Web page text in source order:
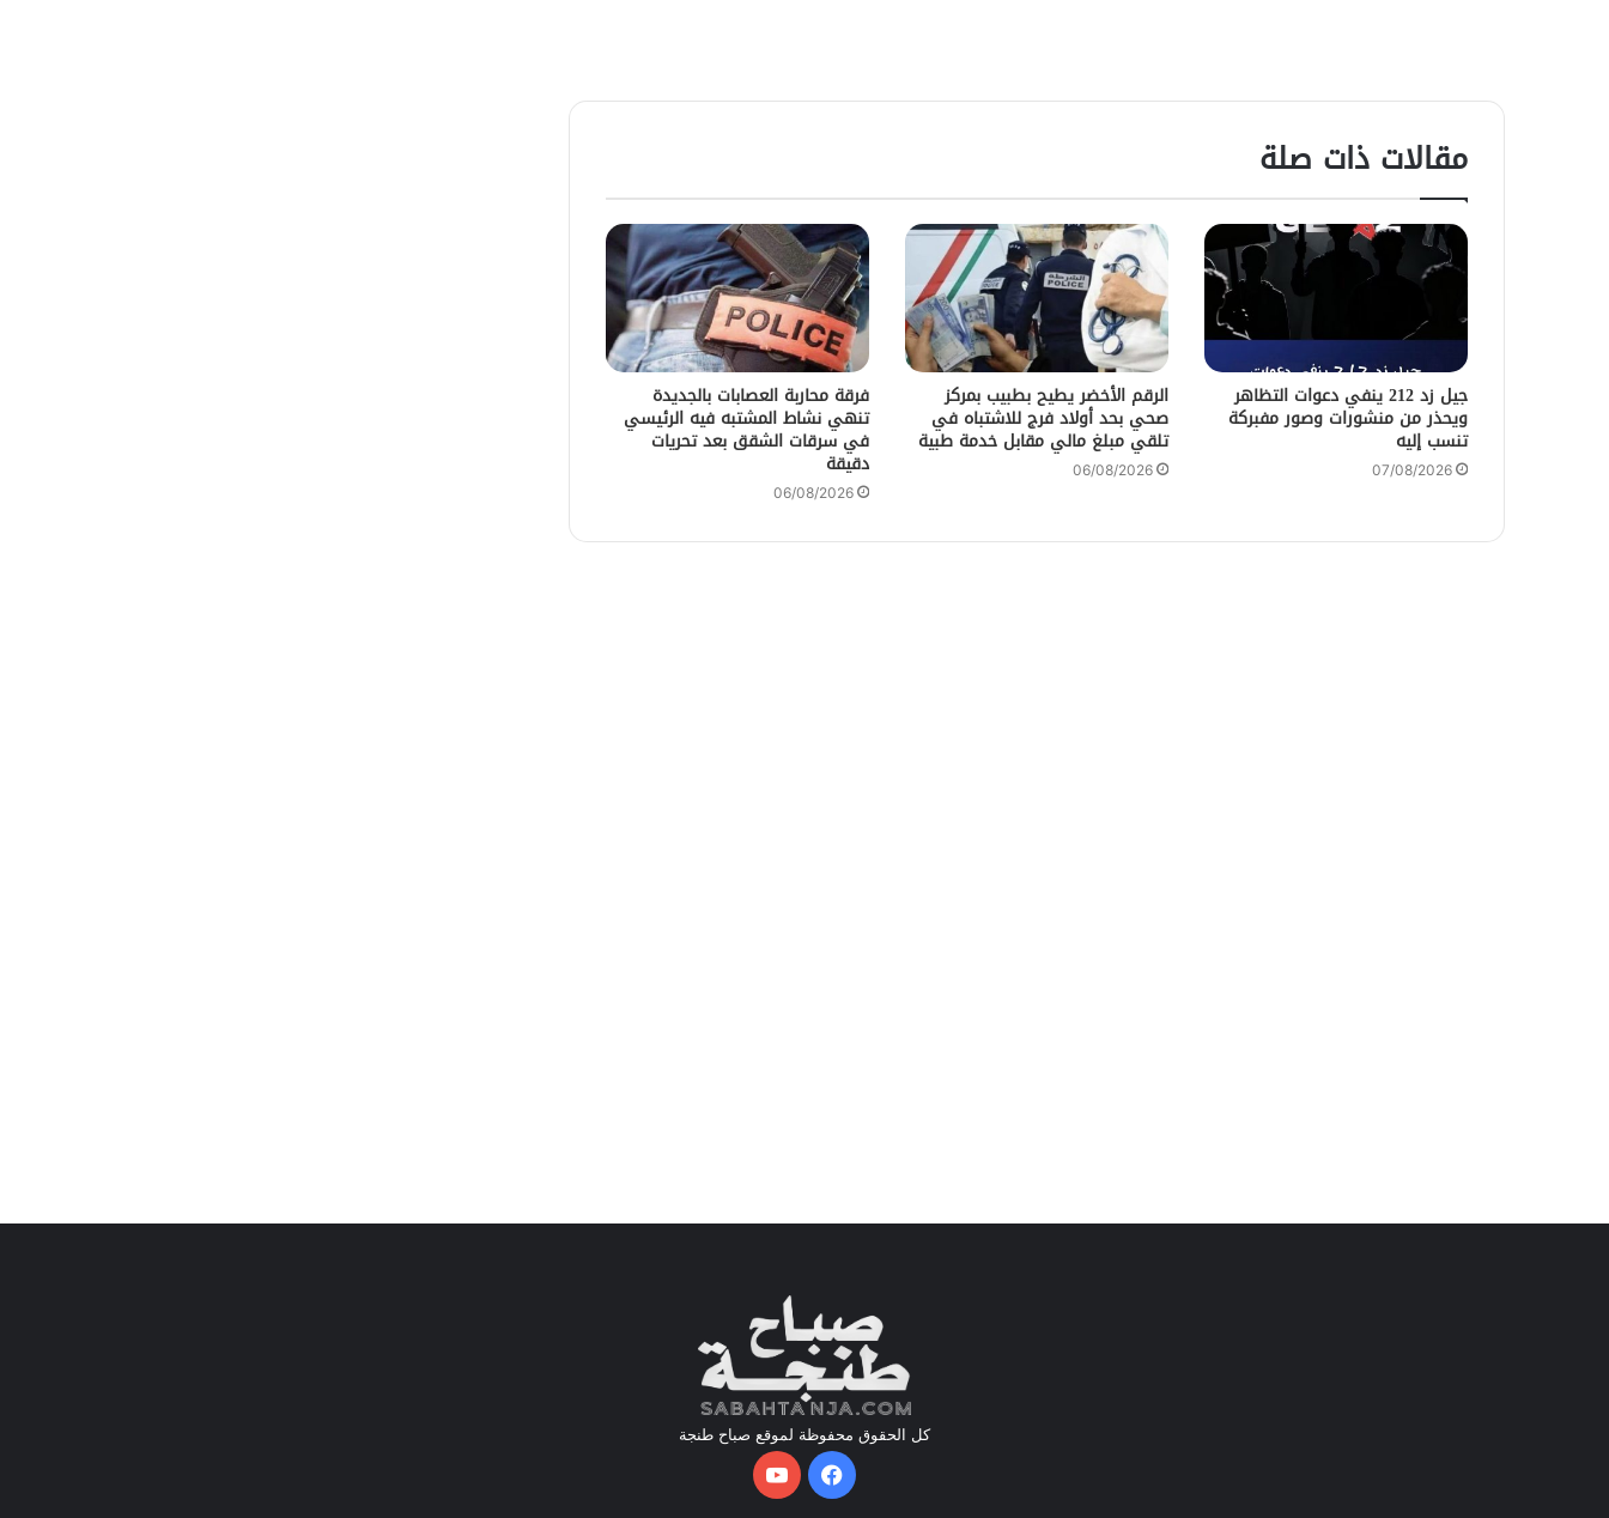
مقالات ذات صلة
جيل زد 212 ينفي دعوات التظاهر
ويحذر من منشورات وصور مفبركة
تنسب إليه
07/08/2026
الرقم الأخضر يطيح بطبيب بمركز
صحي بحد أولاد فرج للاشتباه في
تلقي مبلغ مالي مقابل خدمة طبية
06/08/2026
فرقة محاربة العصابات بالجديدة
تنهي نشاط المشتبه فيه الرئيسي
في سرقات الشقق بعد تحريات
دقيقة
06/08/2026
كل الحقوق محفوظة لموقع صباح طنجة
فيسبوكيوتيوب